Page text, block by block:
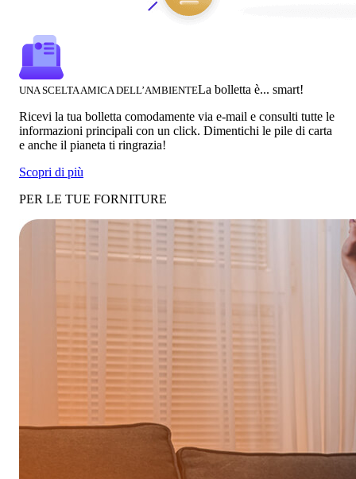
UNA SCELTA AMICA DELL’AMBIENTELa bolletta è... smart!
Ricevi la tua bolletta comodamente via e-mail e consulti tutte le
informazioni principali con un click. Dimentichi le pile di carta
e anche il pianeta ti ringrazia!
Scopri di più
PER LE TUE FORNITURE